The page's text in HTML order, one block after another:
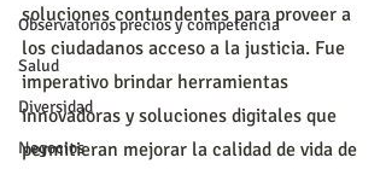
Observatorios precios y competencia
Salud
Diversidad
Negocios
soluciones contundentes para proveer a
los ciudadanos acceso a la justicia. Fue
imperativo brindar herramientas
innovadoras y soluciones digitales que
permitieran mejorar la calidad de vida de